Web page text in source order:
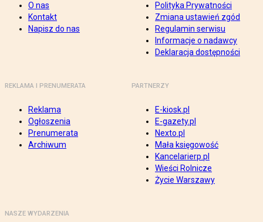
O nas
Kontakt
Napisz do nas
Polityka Prywatności
Zmiana ustawień zgód
Regulamin serwisu
Informacje o nadawcy
Deklaracja dostępności
REKLAMA I PRENUMERATA
Reklama
Ogłoszenia
Prenumerata
Archiwum
PARTNERZY
E-kiosk.pl
E-gazety.pl
Nexto.pl
Mała księgowość
Kancelarierp.pl
Wieści Rolnicze
Życie Warszawy
NASZE WYDARZENIA